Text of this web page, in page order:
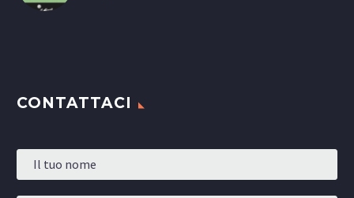
CONTATTACI